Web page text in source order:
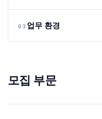
0 3 업무 환경
모집 부문